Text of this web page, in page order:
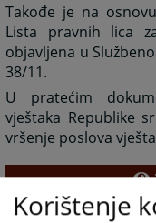
Takođe je na
Lista pravnih lica
objavljena u
38/11.
U pratećim
vještaka Republike
vršenje poslova
Korištenje